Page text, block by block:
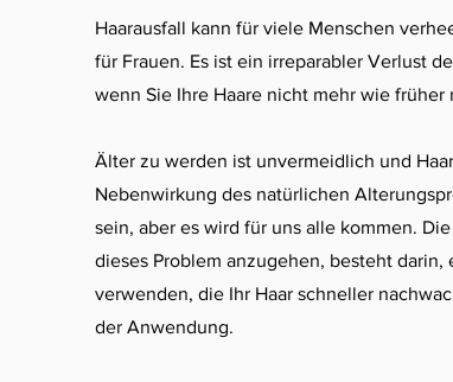
Haarausfall kann für viele Menschen
für Frauen. Es ist ein irreparabler Verlust
wenn Sie Ihre Haare nicht mehr wie früher
Älter zu werden ist unvermeidlich und
Nebenwirkung des natürlichen
sein, aber es wird für uns alle kommen.
dieses Problem anzugehen, besteht darin,
verwenden, die Ihr Haar schneller
der Anwendung.